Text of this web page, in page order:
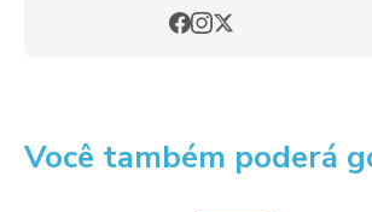
Você também poderá